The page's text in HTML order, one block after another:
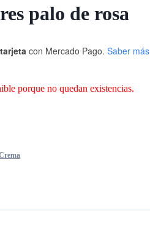
palo de rosa
con Mercado Pago. Saber más
porque no quedan existencias.